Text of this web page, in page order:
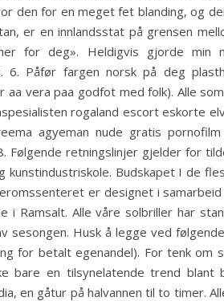
den for en meget fet blanding, og
er en innlandsstat på grensen
for deg». Heldigvis gjorde min
6. Påfør fargen norsk på deg
vera paa godfot med folk). Alle
rogaland escort eskorte
agyeman nude gratis
retningslinjer gjelder for
Budskapet I de
er designet i
Ramsalt. Alle våre solbriller har
Husk å legge ved
for betalt egenandel). For tenk om
bare en tilsynelatende trend
en gåtur på halvannen til to